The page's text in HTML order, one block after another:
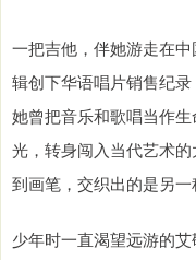
一把吉他，伴她游走在
辑创下华语唱片销售纪录
她曾把音乐和歌唱当作
光，转身闯入当代艺术
到画笔，交织出的是另一
少年时一直渴望远游的